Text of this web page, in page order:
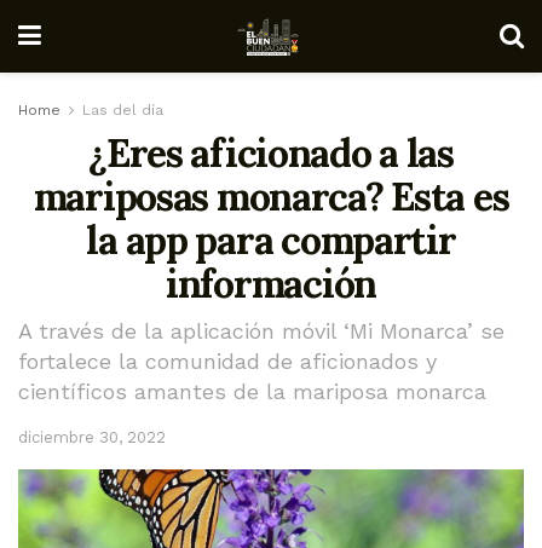
Home Las del día
¿Eres aficionado a las
mariposas monarca? Esta es
la app para compartir
información
A través de la aplicación móvil ‘Mi Monarca’ se
fortalece la comunidad de aficionados y
científicos amantes de la mariposa monarca
diciembre 30, 2022